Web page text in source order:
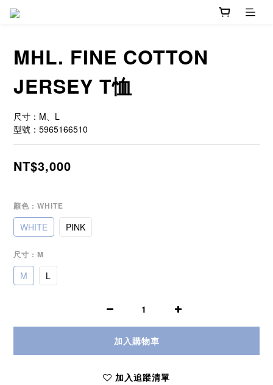
MHL. FINE COTTON
JERSEY T恤
尺寸：M、L
型號：5965166510
NT$3,000
顏色 : WHITE
WHITE PINK
尺寸 : M
M L
加入購物車
加入追蹤清單